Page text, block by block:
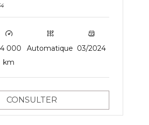
000
km
Automatique 03/2024
CONSULTER